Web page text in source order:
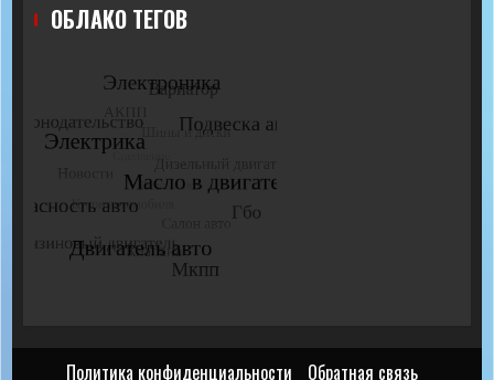
ОБЛАКО ТЕГОВ
Политика конфиденциальности Обратная связь